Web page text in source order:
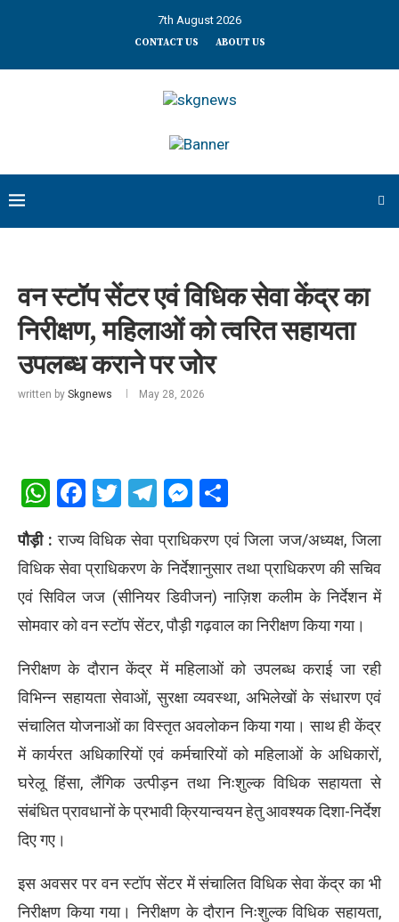
7th August 2026
CONTACT US ABOUT US
वन स्टॉप सेंटर एवं विधिक सेवा केंद्र का
निरीक्षण, महिलाओं को त्वरित सहायता
उपलब्ध कराने पर जोर
written by Skgnews May 28, 2026
WhatsApp
Facebook
Twitter
Telegram
Messenger
पौड़ी : राज्य विधिक सेवा प्राधिकरण एवं जिला जज/अध्यक्ष, जिला
विधिक सेवा प्राधिकरण के निर्देशानुसार तथा प्राधिकरण की सचिव
एवं सिविल जज (सीनियर डिवीजन) नाज़िश कलीम के निर्देशन में
सोमवार को वन स्टॉप सेंटर, पौड़ी गढ़वाल का निरीक्षण किया गया।
निरीक्षण के दौरान केंद्र में महिलाओं को उपलब्ध कराई जा रही
विभिन्न सहायता सेवाओं, सुरक्षा व्यवस्था, अभिलेखों के संधारण एवं
संचालित योजनाओं का विस्तृत अवलोकन किया गया। साथ ही केंद्र
में कार्यरत अधिकारियों एवं कर्मचारियों को महिलाओं के अधिकारों,
घरेलू हिंसा, लैंगिक उत्पीड़न तथा निःशुल्क विधिक सहायता से
संबंधित प्रावधानों के प्रभावी क्रियान्वयन हेतु आवश्यक दिशा-निर्देश
दिए गए।
इस अवसर पर वन स्टॉप सेंटर में संचालित विधिक सेवा केंद्र का भी
निरीक्षण किया गया। निरीक्षण के दौरान निःशुल्क विधिक सहायता,